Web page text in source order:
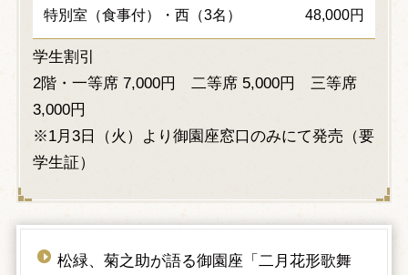
特別室（食事付）・西（3名） 48,000円
学生割引
2階・一等席 7,000円 二等席 5,000円 三等席
3,000円
※1月3日（火）より御園座窓口のみにて発売（要
学生証）
松緑、菊之助が語る御園座「二月花形歌舞